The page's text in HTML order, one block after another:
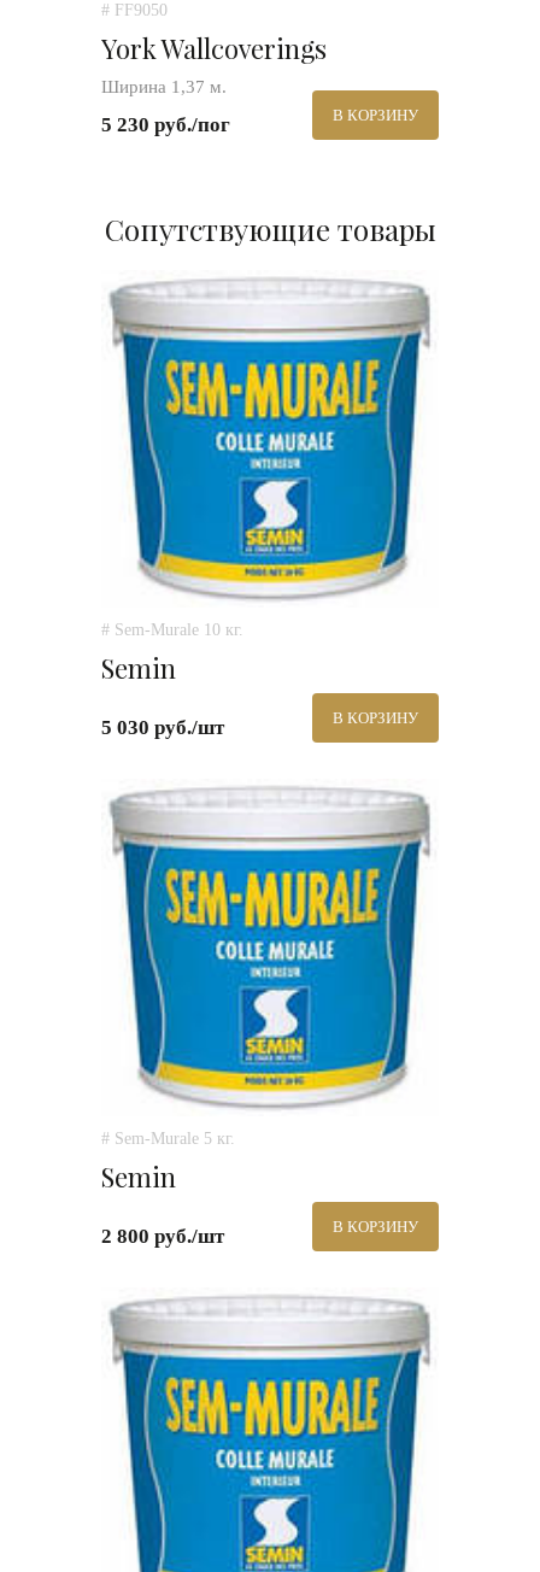
# FF9050
York Wallcoverings
Ширина 1,37 м.
5 230 руб./пог В КОРЗИНУ
Сопутствующие товары
# Sem-Murale 10 кг.
Semin
5 030 руб./шт В КОРЗИНУ
# Sem-Murale 5 кг.
Semin
2 800 руб./шт В КОРЗИНУ